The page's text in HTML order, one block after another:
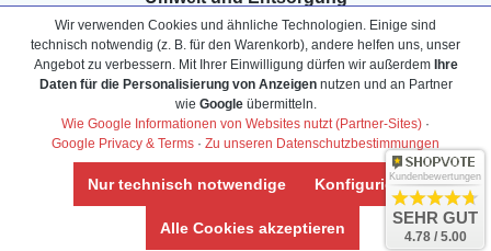
Vertrag widerrufen
* Alle Preise inkl. ges. MwSt. zzgl. Versandkosten
Zierfische, Garnelen, Krebse, Wasserschnecken (Wirbellose),
Aquarienpflanzen & Aquarium-Zubehör preiswert online kaufen.
© Copyright 2024 Interaquaristik.de Shop, Aquarium und
Wir verwenden Cookies und ähnliche Technologien. Einige sind
technisch notwendig (z. B. für den Warenkorb), andere helfen uns, unser
Angebot zu verbessern. Mit Ihrer Einwilligung dürfen wir außerdem Ihre
Daten für die Personalisierung von Anzeigennutzen und an Partner
wie Googleübermitteln.
Wie Google Informationen von Websites nutzt (Partner-Sites) ·
Google Privacy & Terms · Zu unseren Datenschutzbestimmungen
Nur technisch notwendige Konfigurieren
Alle Cookies akzeptieren
Kundenbewertungen
SEHR GUT
4.78 / 5.00